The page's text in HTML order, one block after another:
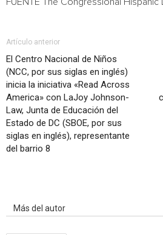
Artículo anterior
El Centro Nacional de Niños
(NCC, por sus siglas en inglés)
inicia la iniciativa «Read Across
America» con LaJoy Johnson-
Law, Junta de Educación del
Estado de DC (SBOE, por sus
siglas en inglés), representante
del barrio 8
Más del autor